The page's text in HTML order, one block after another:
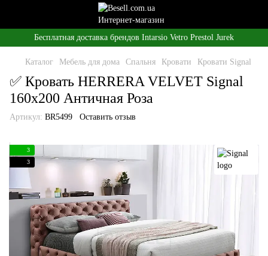
Бесплатная доставка брендов Intarsio Vetro Prestol Jurek
Каталог Мебель для дома Спальня Кровати Кровати Signal
✅ Кровать HERRERA VELVET Signal
160x200 Античная Роза
Артикул: BR5499 Оставить отзыв
3
3